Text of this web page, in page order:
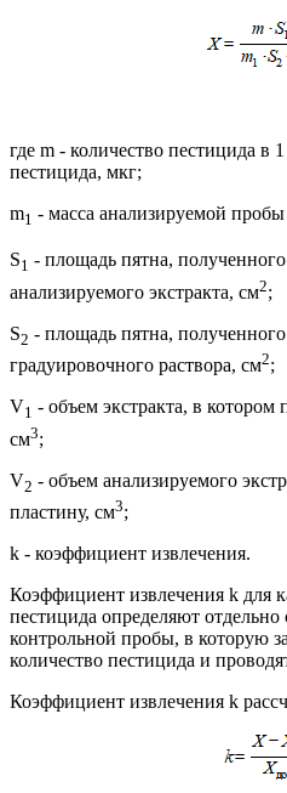
где m - количество пестицида в
пестицида, мкг;
m1 - масса анализируемой
S1 - площадь пятна,
анализируемого экстракта, см2;
S2 - площадь пятна,
градуировочного раствора, см2;
V1 - объем экстракта, в котором
см3;
V2 - объем анализируемого
пластину, см3;
k - коэффициент извлечения.
Коэффициент извлечения k для
пестицида определяют отдельно
контрольной пробы, в которую
количество пестицида и
Коэффициент извлечения k